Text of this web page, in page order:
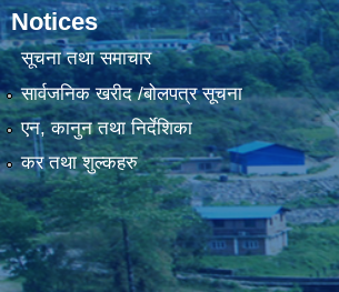
Notices
सूचना तथा समाचार
सार्वजनिक खरीद /बोलपत्र सूचना
एन, कानुन तथा निर्देशिका
कर तथा शुल्कहरु